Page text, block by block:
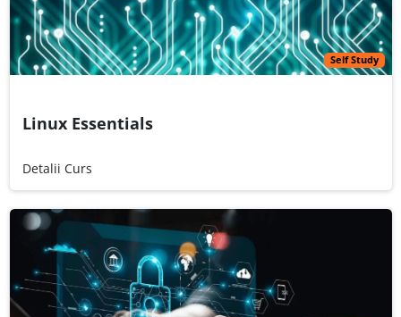
Self Study
Linux Essentials
Detalii Curs